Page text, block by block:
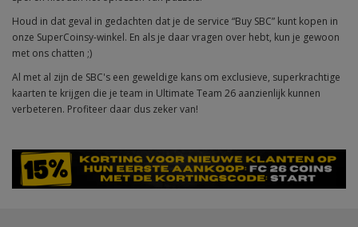
Houd in dat geval in gedachten dat je de service “Buy SBC” kunt kopen in
onze SuperCoinsy-winkel. En als je daar vragen over hebt, kun je gewoon
met ons chatten ;)
Al met al zijn de SBC's een geweldige kans om exclusieve, superkrachtige
kaarten te krijgen die je team in Ultimate Team 26 aanzienlijk kunnen
verbeteren. Profiteer daar dus zeker van!